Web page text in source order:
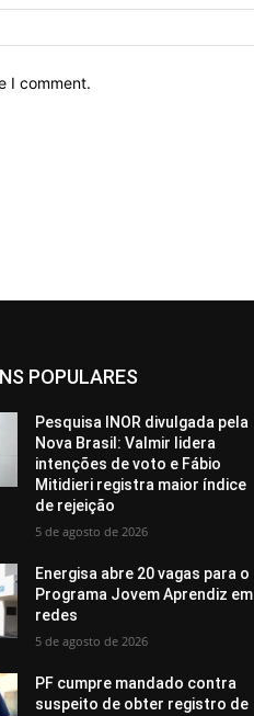
I comment.
POPULARES
Pesquisa INOR divulgada pela
Nova Brasil: Valmir lidera
intenções de voto e Fábio
Mitidieri registra maior índice
de rejeição
5 de agosto de 2026
Energisa abre 20 vagas para o
Programa Jovem Aprendiz em
redes
5 de agosto de 2026
PF cumpre mandado contra
suspeito de obter registro de